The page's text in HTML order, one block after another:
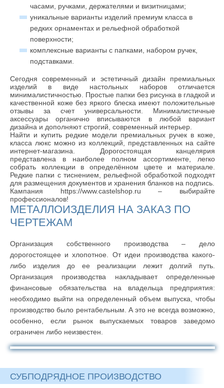
часами, ручками, держателями и визитницами;
уникальные варианты изделий премиум класса в
редких орнаментах и рельефной обработкой
поверхности;
комплексные варианты с папками, набором ручек,
подставками.
Сегодня современный и эстетичный дизайн премиальных
изделий в виде настольных наборов отличается
минималистичностью. Простые папки без рисунка в гладкой и
качественной коже без яркого блеска имеют положительные
отзывы за счет универсальности. Минималистичные
аксессуары органично вписываются в любой вариант
дизайна и дополняют строгий, современный интерьер.
Найти и купить редкие модели премиальных ручек в коже,
класса люкс можно из коллекций, представленных на сайте
интернет-магазина. Дорогостоящая канцелярия
представлена в наиболее полном ассортименте, легко
собрать коллекции в определённом цвете и материале.
Редкие папки с тиснением, рельефной обработкой подходят
для размещения документов и хранения бланков на подпись.
Кампания https://www.castelshop.ru – выбирайте
профессионалов!
МЕТАЛЛОИЗДЕЛИЯ НА ЗАКАЗ ПО
ЧЕРТЕЖАМ
Организация собственного производства – дело
дорогостоящее и хлопотное. От идеи производства какого-
либо изделия до ее реализации лежит долгий путь.
Организация производства накладывает определенные
финансовые обязательства на владельца предприятия:
необходимо выйти на определенный объем выпуска, чтобы
производство было рентабельным. А это не всегда возможно,
особенно, если рынок выпускаемых товаров заведомо
ограничен либо неизвестен.
СУБПОДРЯДНОЕ ПРОИЗВОДСТВО